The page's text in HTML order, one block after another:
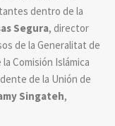
dentro de la
Segura, director
de la Generalitat de
Comisión Islámica
de la Unión de
Singateh,